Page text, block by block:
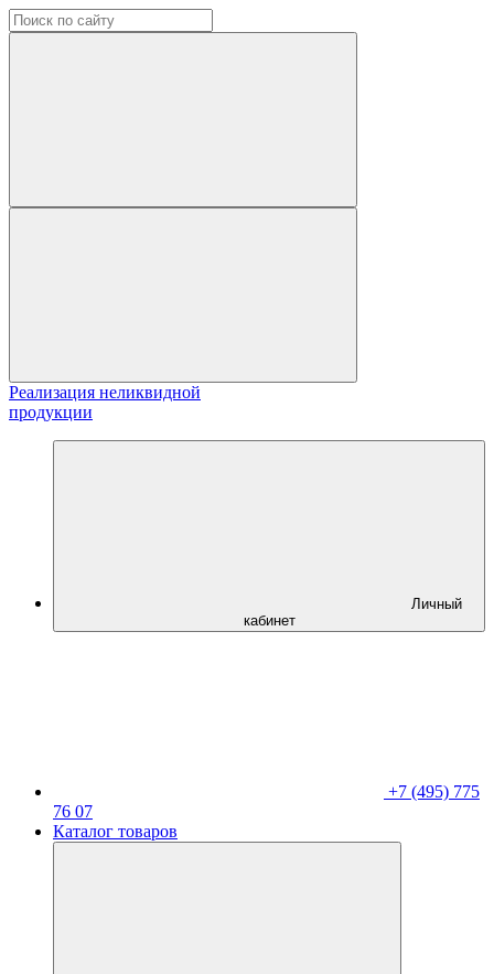
Реализация неликвидной
продукции
Личный
кабинет
+7 (495) 775
76 07
Каталог товаров